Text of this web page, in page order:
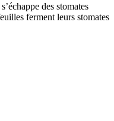
des stomates
ferment leurs stomates